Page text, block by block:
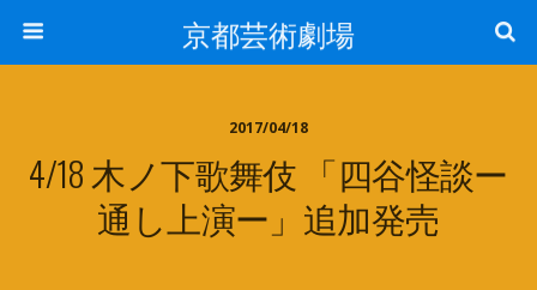
京都芸術劇場
2017/04/18
4/18 木ノ下歌舞伎 「四谷怪談ー
通し上演ー」追加発売